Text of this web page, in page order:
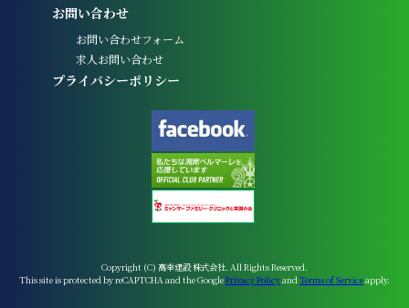
お問い合わせ
お問い合わせフォーム
求人お問い合わせ
プライバシーポリシー
Copyright (C) 高幸建設 株式会社. All Rights Reserved.
This site is protected by reCAPTCHA and the GooglePrivacy PolicyandTerms of Serviceapply.